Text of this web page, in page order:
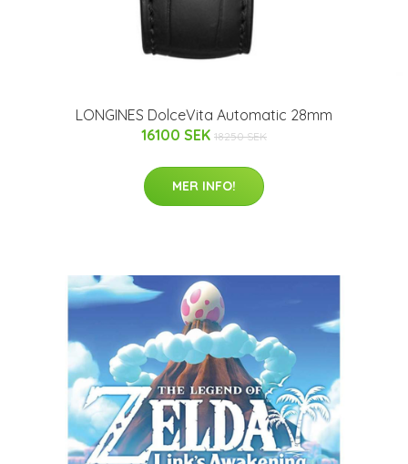
LONGINES DolceVita Automatic 28mm
16100 SEK 18250 SEK
MER INFO!